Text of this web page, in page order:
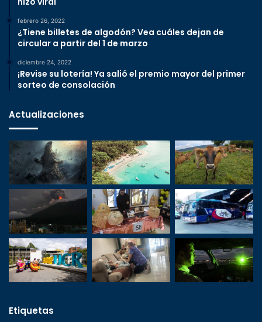
febrero 26, 2022
¿Tiene billetes de algodón? Vea cuáles dejan de
circular a partir del 1 de marzo
diciembre 24, 2022
¡Revise su lotería! Ya salió el premio mayor del primer
sorteo de consolación
Actualizaciones
Etiquetas